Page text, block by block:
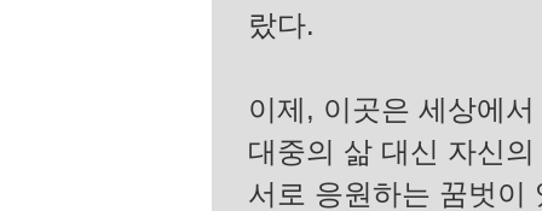
랐다.
이제, 이곳은 세상에
대중의 삶 대신 자신의
서로 응원하는 꿈벗이